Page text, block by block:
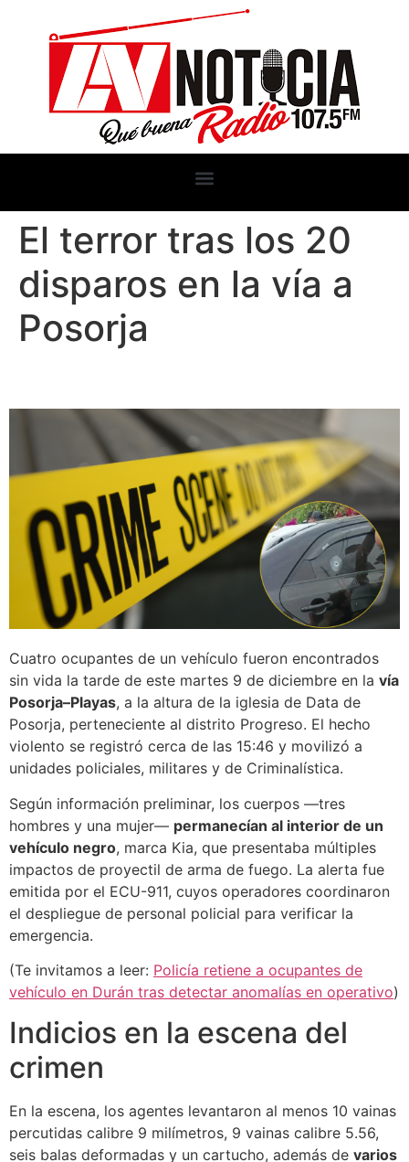
El terror tras los 20
disparos en la vía a
Posorja
Cuatro ocupantes de un vehículo fueron encontrados
sin vida la tarde de este martes 9 de diciembre en la vía
Posorja–Playas, a la altura de la iglesia de Data de
Posorja, perteneciente al distrito Progreso. El hecho
violento se registró cerca de las 15:46 y movilizó a
unidades policiales, militares y de Criminalística.
Según información preliminar, los cuerpos —tres
hombres y una mujer— permanecían al interior de un
vehículo negro, marca Kia, que presentaba múltiples
impactos de proyectil de arma de fuego. La alerta fue
emitida por el ECU-911, cuyos operadores coordinaron
el despliegue de personal policial para verificar la
emergencia.
(Te invitamos a leer: Policía retiene a ocupantes de
vehículo en Durán tras detectar anomalías en operativo)
Indicios en la escena del
crimen
En la escena, los agentes levantaron al menos 10 vainas
percutidas calibre 9 milímetros, 9 vainas calibre 5.56,
seis balas deformadas y un cartucho, además de varios